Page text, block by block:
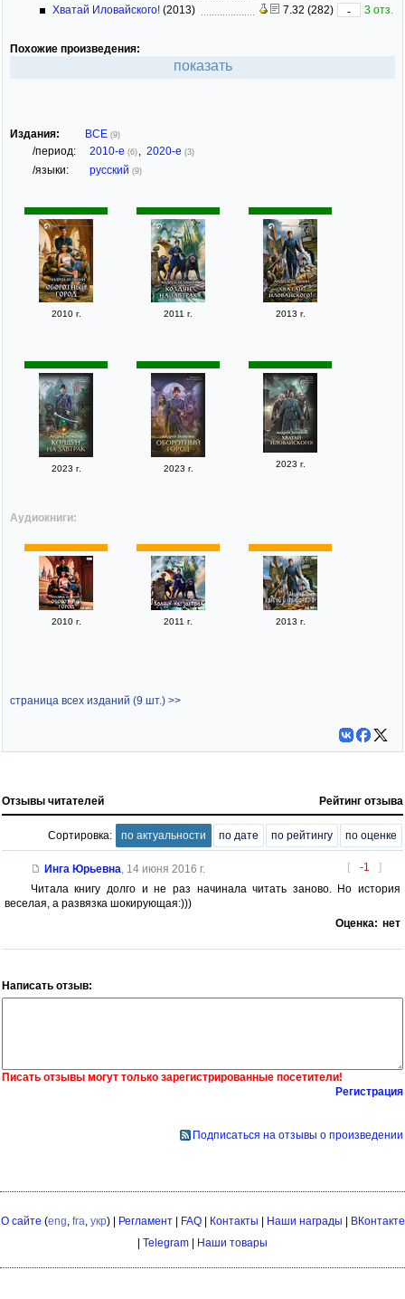
Хватай Иловайского! (2013) 7.32 (282) - 3 отз.
Похожие произведения:
показать
Издания: ВСЕ (9)
/период: 2010-е (6) , 2020-е (3)
/языки: русский (9)
2010 г. 2011 г. 2013 г.
2023 г. 2023 г. 2023 г.
Аудиокниги:
2010 г. 2011 г. 2013 г.
страница всех изданий (9 шт.) >>
Отзывы читателей Рейтинг отзыва
Сортировка: по актуальности по дате по рейтингу по оценке
[ -1 ]
Инга Юрьевна, 14 июня 2016 г.
Читала книгу долго и не раз начинала читать заново. Но история
веселая, а развязка шокирующая:)))
Оценка: нет
Написать отзыв:
Писать отзывы могут только зарегистрированные посетители!
Регистрация
Подписаться на отзывы о произведении
О сайте (eng, fra, укр) | Регламент| FAQ| Контакты Наши награды
ВКонтакте
Telegram Наши товары